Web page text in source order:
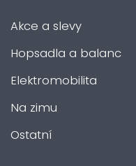
Akce a slevy
Hopsadla a balanc
Elektromobilita
Na zimu
Ostatní